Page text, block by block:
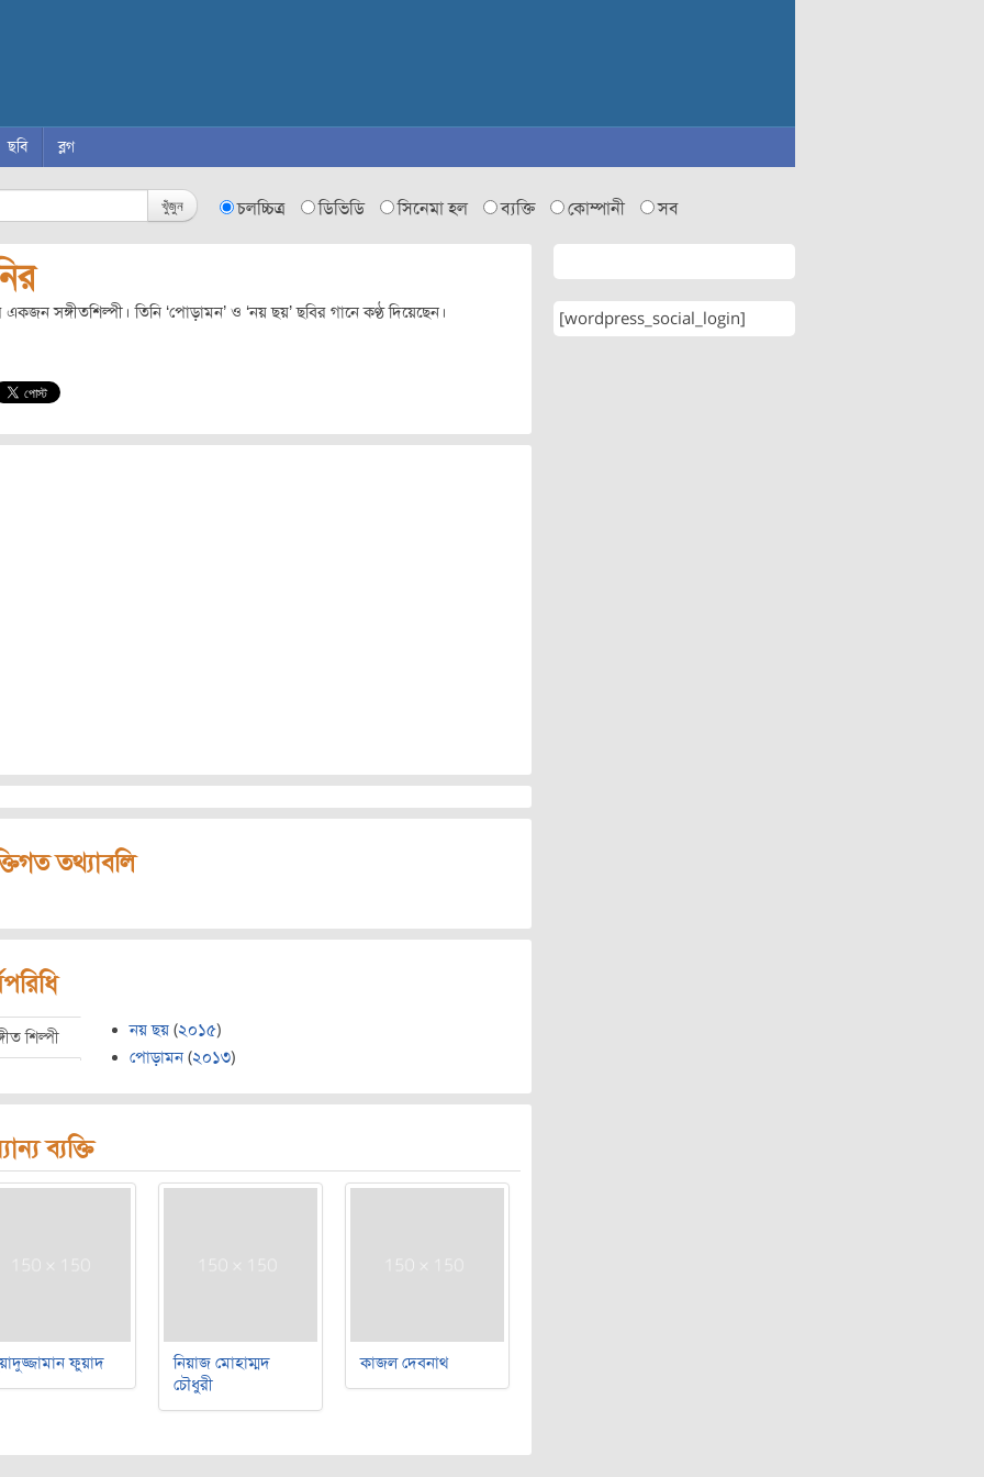
ছবি ব্লগ
খুঁজুন চলচ্চিত্র ডিভিডি সিনেমা হল ব্যক্তি কোম্পানী সব
একজন সঙ্গীতশিল্পী। তিনি ‘পোড়ামন’ ও ‘নয় ছয়’ ছবির গানে কণ্ঠ দিয়েছেন।
তথ্যাবলি
শিল্পী নয় ছয় (২০১৫)
পোড়ামন (২০১৩)
ব্যক্তি
ফুয়াদ
নিয়াজ মোহাম্মদ
চৌধুরী
কাজল দেবনাথ
[wordpress_social_login]